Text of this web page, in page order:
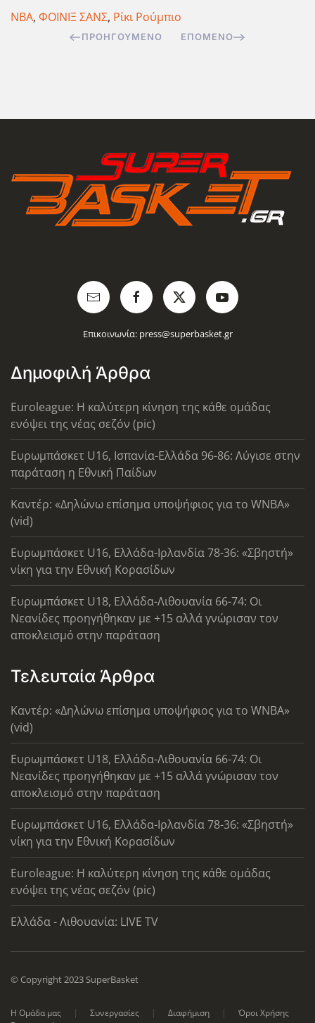
NBA, ΦΟΙΝΙΞ ΣΑΝΣ, Ρίκι Ρούμπιο
ΠΡΟΗΓΟΎΜΕΝΟ ΕΠΌΜΕΝΟ
Επικοινωνία: press@superbasket.gr
Δημοφιλή Άρθρα
Euroleague: Η καλύτερη κίνηση της κάθε ομάδας
ενόψει της νέας σεζόν (pic)
Ευρωμπάσκετ U16, Ισπανία-Ελλάδα 96-86: Λύγισε στην
παράταση η Εθνική Παίδων
Καντέρ: «Δηλώνω επίσημα υποψήφιος για το WNBA»
(vid)
Ευρωμπάσκετ U16, Ελλάδα-Ιρλανδία 78-36: «Σβηστή»
νίκη για την Εθνική Κορασίδων
Ευρωμπάσκετ U18, Ελλάδα-Λιθουανία 66-74: Οι
Νεανίδες προηγήθηκαν με +15 αλλά γνώρισαν τον
αποκλεισμό στην παράταση
Τελευταία Άρθρα
Καντέρ: «Δηλώνω επίσημα υποψήφιος για το WNBA»
(vid)
Ευρωμπάσκετ U18, Ελλάδα-Λιθουανία 66-74: Οι
Νεανίδες προηγήθηκαν με +15 αλλά γνώρισαν τον
αποκλεισμό στην παράταση
Ευρωμπάσκετ U16, Ελλάδα-Ιρλανδία 78-36: «Σβηστή»
νίκη για την Εθνική Κορασίδων
Euroleague: Η καλύτερη κίνηση της κάθε ομάδας
ενόψει της νέας σεζόν (pic)
Ελλάδα - Λιθουανία: LIVE TV
© Copyright 2023 SuperBasket
Η Ομάδα μας Συνεργασίες Διαφήμιση
Όροι Χρήσης